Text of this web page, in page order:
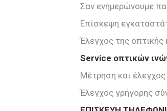
Σαν ενημερώνουμε
Επίσκεψη
Έλεγχος της
Service οπτικών
Μέτρηση και
Έλεγχος γρήγορης